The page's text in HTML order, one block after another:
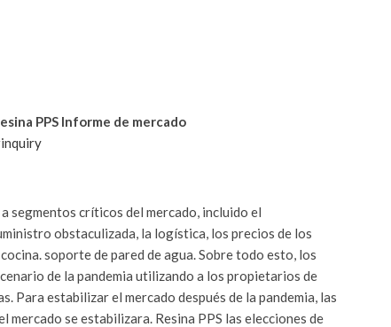
PPS Informe de mercado
segmentos críticos del mercado, incluido el
obstaculizada, la logística, los precios de los
soporte de pared de agua. Sobre todo esto, los
de la pandemia utilizando a los propietarios de
Para estabilizar el mercado después de la pandemia, las
se estabilizara. Resina PPS las elecciones de